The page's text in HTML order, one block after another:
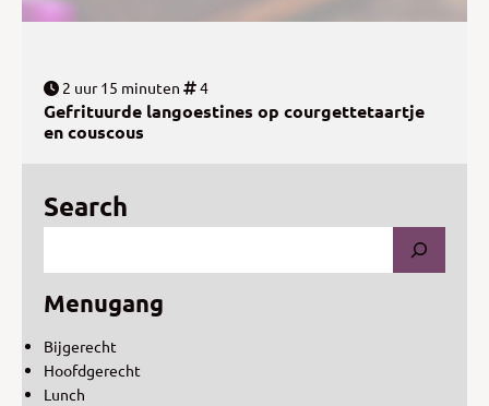
2 uur 15 minuten 4
Gefrituurde langoestines op courgettetaartje
en couscous
Search
Menugang
Bijgerecht
Hoofdgerecht
Lunch